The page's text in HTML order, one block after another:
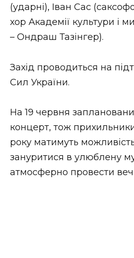
(ударні), Іван Сас
хор Академії культури і
– Ондраш Тазінгер).
Захід проводиться на
Сил України.
На 19 червня
концерт, тож
року матимуть
зануритися в улюблену
атмосферно провести